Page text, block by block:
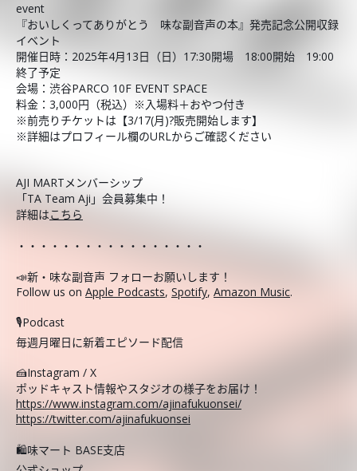
event
『おいしくってありがとう 味な副音声の本』発売記念公開収録
イベント
開催日時：2025年4月13日（日）17:30開場 18:00開始 19:00
終了予定
会場：渋谷PARCO 10F EVENT SPACE
料金：3,000円（税込）※入場料＋おやつ付き
※前売りチケットは【3/17(月)?販売開始します】
※詳細はプロフィール欄のURLからご確認ください
AJI MARTメンバーシップ
「TA Team Aji」会員募集中！
詳細はこちら
・・・・・・・・・・・・・・・・・
📣新・味な副音声 フォローお願いします！
Follow us on Apple Podcasts, Spotify, Amazon Music.
🎙️Podcast
毎週月曜日に新着エピソード配信
🍰Instagram / X
ポッドキャスト情報やスタジオの様子をお届け！
https://www.instagram.com/ajinafukuonsei/
https://twitter.com/ajinafukuonsei
🛍️味マート BASE支店